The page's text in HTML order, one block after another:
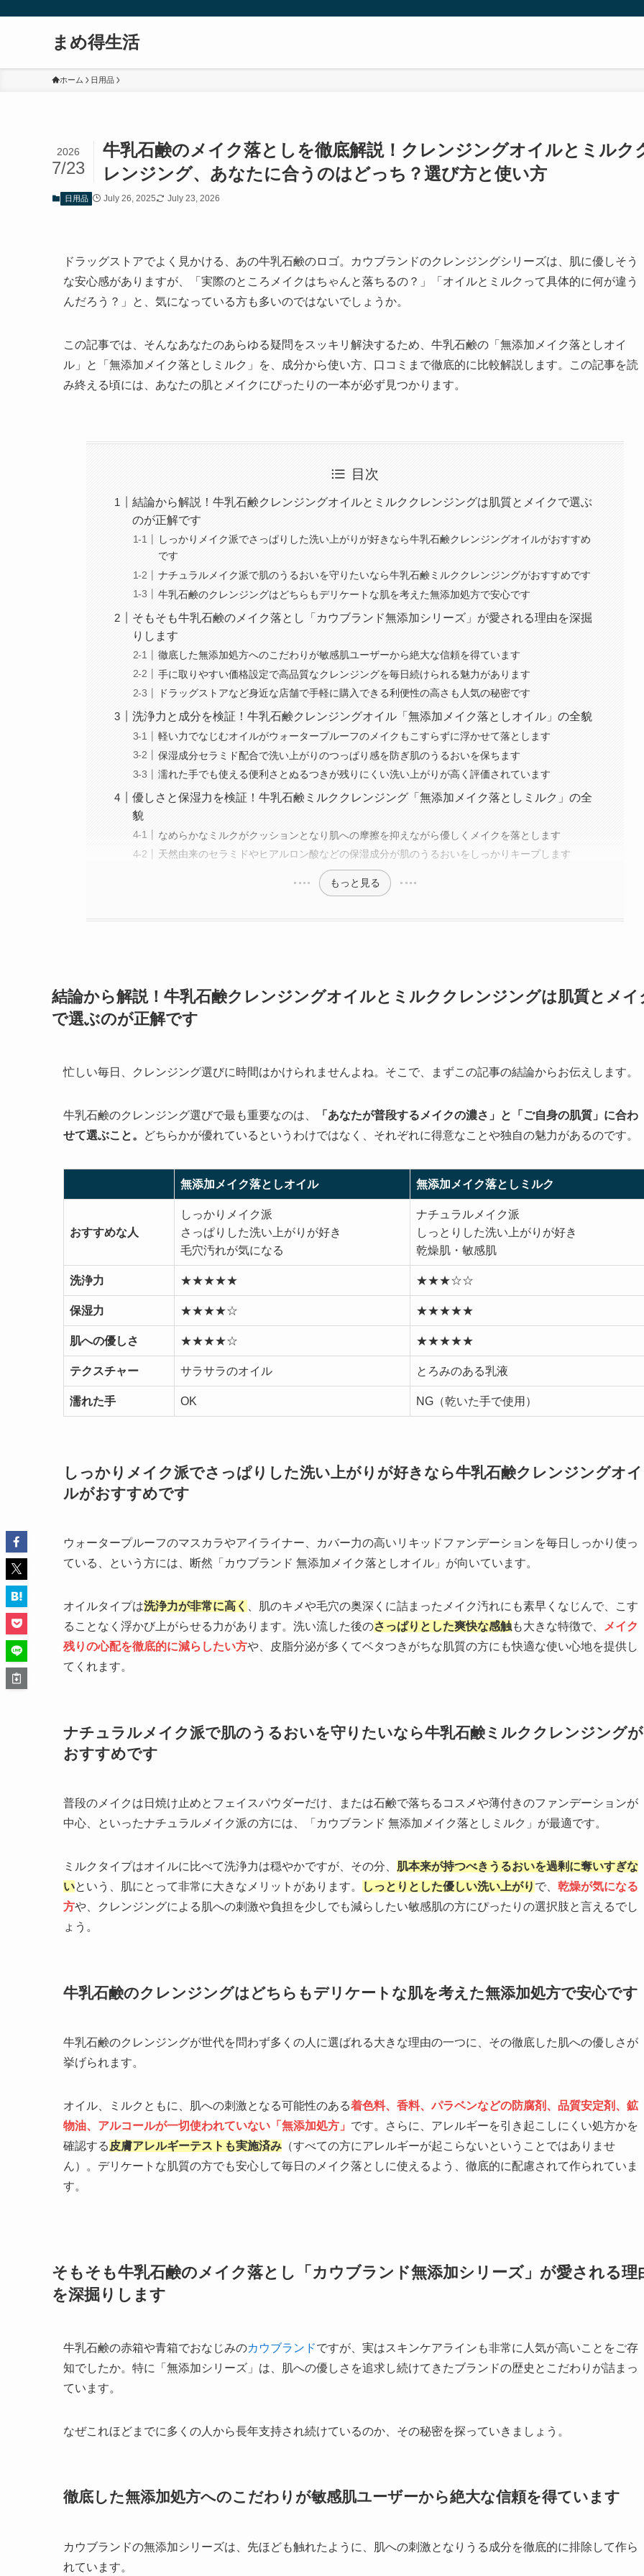
まめ得生活
ホーム 日用品
牛乳石鹸のメイク落としを徹底解説！クレンジングオイルとミルク
レンジング、あなたに合うのはどっち？選び方と使い方
2026
7/23
日用品 July 26, 2025 July 23, 2026
ドラッグストアでよく見かける、あの牛乳石鹸のロゴ。カウブランドのクレンジングシリーズは、肌に優しそう
な安心感がありますが、「実際のところメイクはちゃんと落ちるの？」「オイルとミルクって具体的に何が違う
んだろう？」と、気になっている方も多いのではないでしょうか。
この記事では、そんなあなたのあらゆる疑問をスッキリ解決するため、牛乳石鹸の「無添加メイク落としオイ
ル」と「無添加メイク落としミルク」を、成分から使い方、口コミまで徹底的に比較解説します。この記事を読
み終える頃には、あなたの肌とメイクにぴったりの一本が必ず見つかります。
目次
結論から解説！牛乳石鹸クレンジングオイルとミルククレンジングは肌質とメイクで選ぶ
のが正解です
しっかりメイク派でさっぱりした洗い上がりが好きなら牛乳石鹸クレンジングオイルがおすすめ
です
ナチュラルメイク派で肌のうるおいを守りたいなら牛乳石鹸ミルククレンジングがおすすめです
牛乳石鹸のクレンジングはどちらもデリケートな肌を考えた無添加処方で安心です
そもそも牛乳石鹸のメイク落とし「カウブランド無添加シリーズ」が愛される理由を深掘
りします
徹底した無添加処方へのこだわりが敏感肌ユーザーから絶大な信頼を得ています
手に取りやすい価格設定で高品質なクレンジングを毎日続けられる魅力があります
ドラッグストアなど身近な店舗で手軽に購入できる利便性の高さも人気の秘密です
洗浄力と成分を検証！牛乳石鹸クレンジングオイル「無添加メイク落としオイル」の全貌
軽い力でなじむオイルがウォータープルーフのメイクもこすらずに浮かせて落とします
保湿成分セラミド配合で洗い上がりのつっぱり感を防ぎ肌のうるおいを保ちます
濡れた手でも使える便利さとぬるつきが残りにくい洗い上がりが高く評価されています
優しさと保湿力を検証！牛乳石鹸ミルククレンジング「無添加メイク落としミルク」の全
貌
なめらかなミルクがクッションとなり肌への摩擦を抑えながら優しくメイクを落とします
天然由来のセラミドやヒアルロン酸などの保湿成分が肌のうるおいをしっかりキープします
もっと見る
結論から解説！牛乳石鹸クレンジングオイルとミルククレンジングは肌質とメイ
で選ぶのが正解です
忙しい毎日、クレンジング選びに時間はかけられませんよね。そこで、まずこの記事の結論からお伝えします。
牛乳石鹸のクレンジング選びで最も重要なのは、
「あなたが普段するメイクの濃さ」と「ご自身の肌質」に合わ
せて選ぶこと。
どちらかが優れているというわけではなく、それぞれに得意なことや独自の魅力があるのです。
無添加メイク落としオイル 無添加メイク落としミルク
おすすめな人
しっかりメイク派
さっぱりした洗い上がりが好き
毛穴汚れが気になる
ナチュラルメイク派
しっとりした洗い上がりが好き
乾燥肌・敏感肌
洗浄力 ★★★★★ ★★★☆☆
保湿力 ★★★★☆ ★★★★★
肌への優しさ ★★★★☆ ★★★★★
テクスチャー サラサラのオイル とろみのある乳液
濡れた手 OK NG（乾いた手で使用）
しっかりメイク派でさっぱりした洗い上がりが好きなら牛乳石鹸クレンジングオイ
ルがおすすめです
ウォータープルーフのマスカラやアイライナー、カバー力の高いリキッドファンデーションを毎日しっかり使っ
ている、という方には、断然「カウブランド 無添加メイク落としオイル」が向いています。
オイルタイプは洗浄力が非常に高く
、肌のキメや毛穴の奥深くに詰まったメイク汚れにも素早くなじんで、こす
ることなく浮かび上がらせる力があります。洗い流した後のさっぱりとした爽快な感触も大きな特徴で、
メイク
残りの心配を徹底的に減らしたい方や、皮脂分泌が多くてベタつきがちな肌質の方にも快適な使い心地を提供し
てくれます。
ナチュラルメイク派で肌のうるおいを守りたいなら牛乳石鹸ミルククレンジングが
おすすめです
普段のメイクは日焼け止めとフェイスパウダーだけ、または石鹸で落ちるコスメや薄付きのファンデーションが
中心、といったナチュラルメイク派の方には、「カウブランド 無添加メイク落としミルク」が最適です。
ミルクタイプはオイルに比べて洗浄力は穏やかですが、その分、 肌本来が持つべきうるおいを過剰に奪いすぎな
いという、肌にとって非常に大きなメリットがあります。 しっとりとした優しい洗い上がり で、 乾燥が気になる
方や、クレンジングによる肌への刺激や負担を少しでも減らしたい敏感肌の方にぴったりの選択肢と言えるでし
ょう。
牛乳石鹸のクレンジングはどちらもデリケートな肌を考えた無添加処方で安心です
牛乳石鹸のクレンジングが世代を問わず多くの人に選ばれる大きな理由の一つに、その徹底した肌への優しさが
挙げられます。
オイル、ミルクともに、肌への刺激となる可能性のある着色料、香料、パラベンなどの防腐剤、品質安定剤、鉱
物油、アルコールが一切使われていない「無添加処方」 です。さらに、アレルギーを引き起こしにくい処方かを
確認する 皮膚アレルギーテストも実施済み （すべての方にアレルギーが起こらないということではありませ
ん）。デリケートな肌質の方でも安心して毎日のメイク落としに使えるよう、徹底的に配慮されて作られていま
す。
そもそも牛乳石鹸のメイク落とし「カウブランド無添加シリーズ」が愛される理
を深掘りします
牛乳石鹸の赤箱や青箱でおなじみのカウブランドですが、実はスキンケアラインも非常に人気が高いことをご存
知でしたか。特に「無添加シリーズ」は、肌への優しさを追求し続けてきたブランドの歴史とこだわりが詰まっ
ています。
なぜこれほどまでに多くの人から長年支持され続けているのか、その秘密を探っていきましょう。
徹底した無添加処方へのこだわりが敏感肌ユーザーから絶大な信頼を得ています
カウブランドの無添加シリーズは、先ほども触れたように、肌への刺激となりうる成分を徹底的に排除して作ら
れています。